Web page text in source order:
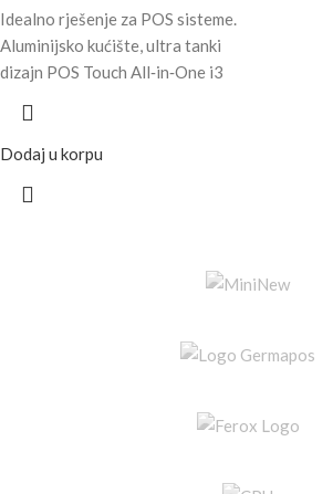
Idealno rješenje za POS sisteme.
Aluminijsko kućište, ultra tanki
dizajn POS Touch All‑in‑One i3
Dodaj u korpu